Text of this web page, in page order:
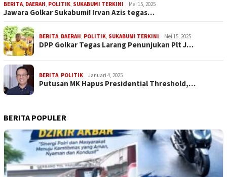
BERITA, DAERAH, POLITIK, SUKABUMI TERKINI Mei 15, 2025
Jawara Golkar Sukabumi! Irvan Azis tegas…
BERITA, DAERAH, POLITIK, SUKABUMI TERKINI Mei 15, 2025
DPP Golkar Tegas Larang Penunjukan Plt J…
BERITA, POLITIK Januari 4, 2025
Putusan MK Hapus Presidential Threshold,…
BERITA POPULER